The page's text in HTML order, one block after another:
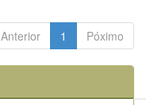
Anterior 1 Póximo